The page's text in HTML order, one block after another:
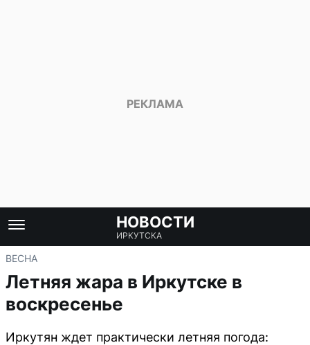
НОВОСТИ
ИРКУТСКА
ВЕСНА
Летняя жара в Иркутске в
воскресенье
Иркутян ждет практически летняя погода: